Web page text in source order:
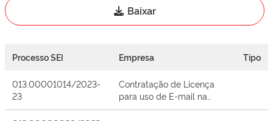
Baixar
Processo SEI Empresa Tipo
013.00001014/2023-
23
Contratação de Licença
para uso de E-mail na
SDUH e filial.